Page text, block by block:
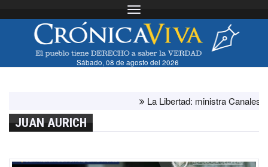
Toggle navigation
Sábado, 08 de agosto del 2026
La Libertad: ministra Canales
JUAN AURICH